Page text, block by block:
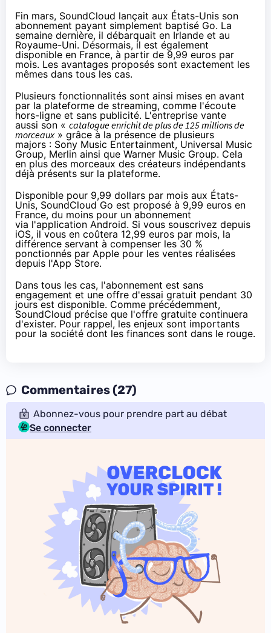
Fin mars, SoundCloud lançait aux États-Unis son
abonnement payant simplement baptisé Go. La
semaine dernière, il débarquait en Irlande et au
Royaume-Uni. Désormais, il est également
disponible en France, à partir de 9,99 euros par
mois. Les avantages proposés sont exactement les
mêmes dans tous les cas.
Plusieurs fonctionnalités sont ainsi mises en avant
par la plateforme de streaming, comme l'écoute
hors-ligne et sans publicité. L'entreprise vante
aussi son « catalogue enrichit de plus de 125 millions de
morceaux» grâce à la présence de plusieurs
majors : Sony Music Entertainment, Universal Music
Group, Merlin ainsi que Warner Music Group. Cela
en plus des morceaux des créateurs indépendants
déjà présents sur la plateforme.
Disponible pour 9,99 dollars par mois aux États-
Unis, SoundCloud Go est proposé à 9,99 euros en
France, du moins pour un abonnement
via l'application Android. Si vous souscrivez depuis
iOS, il vous en coûtera 12,99 euros par mois, la
différence servant à compenser les 30 %
ponctionnés par Apple pour les ventes réalisées
depuis l'App Store.
Dans tous les cas, l'abonnement est sans
engagement et une offre d'essai gratuit pendant 30
jours est disponible. Comme précédemment,
SoundCloud précise que l'offre gratuite continuera
d'exister. Pour rappel, les enjeux sont importants
pour la société dont les finances sont dans le rouge.
Commentaires (27)
Abonnez-vous pour prendre part au débat
Se connecter